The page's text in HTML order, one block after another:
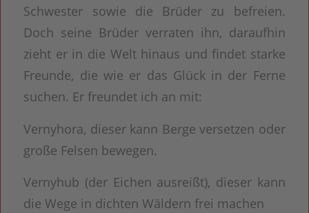
Schwester sowie die Brüder zu befreien.
Doch seine Brüder verraten ihn, daraufhin
zieht er in die Welt hinaus und findet starke
Freunde, die wie er das Glück in der Ferne
suchen. Er freundet ich an mit:
Vernyhora, dieser kann Berge versetzen oder
große Felsen bewegen.
Vernyhub (der Eichen ausreißt), dieser kann
die Wege in dichten Wäldern frei machen